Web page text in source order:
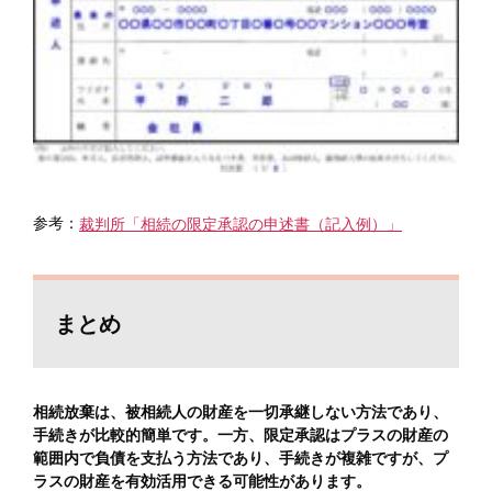
参考： 裁判所「相続の限定承認の申述書（記入例）」
まとめ
相続放棄は、被相続人の財産を一切承継しない方法であり、
手続きが比較的簡単です。一方、限定承認はプラスの財産の
範囲内で負債を支払う方法であり、手続きが複雑ですが、プ
ラスの財産を有効活用できる可能性があります。